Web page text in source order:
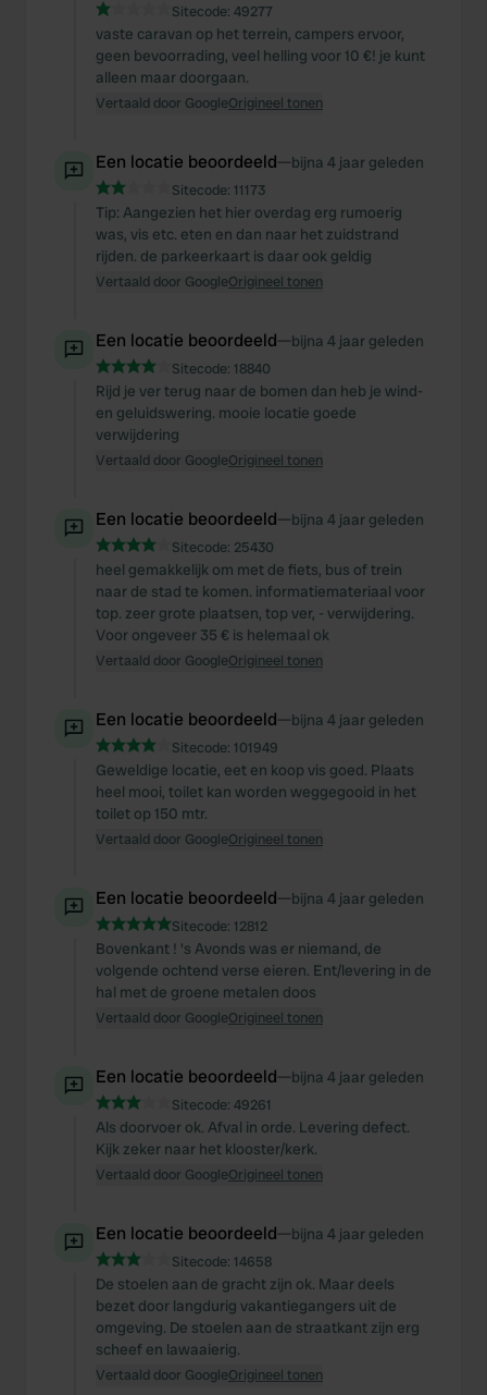
Sitecode: 49277
vaste caravan op het terrein, campers ervoor,
geen bevoorrading, veel helling voor 10 €! je kunt
alleen maar doorgaan.
Vertaald door GoogleOrigineel tonen
Een locatie beoordeeld—bijna 4 jaar geleden
Sitecode: 11173
Tip: Aangezien het hier overdag erg rumoerig
was, vis etc. eten en dan naar het zuidstrand
rijden. de parkeerkaart is daar ook geldig
Vertaald door GoogleOrigineel tonen
Een locatie beoordeeld—bijna 4 jaar geleden
Sitecode: 18840
Rijd je ver terug naar de bomen dan heb je wind-
en geluidswering. mooie locatie goede
verwijdering
Vertaald door GoogleOrigineel tonen
Een locatie beoordeeld—bijna 4 jaar geleden
Sitecode: 25430
heel gemakkelijk om met de fiets, bus of trein
naar de stad te komen. informatiemateriaal voor
top. zeer grote plaatsen, top ver, - verwijdering.
Voor ongeveer 35 € is helemaal ok
Vertaald door GoogleOrigineel tonen
Een locatie beoordeeld—bijna 4 jaar geleden
Sitecode: 101949
Geweldige locatie, eet en koop vis goed. Plaats
heel mooi, toilet kan worden weggegooid in het
toilet op 150 mtr.
Vertaald door GoogleOrigineel tonen
Een locatie beoordeeld—bijna 4 jaar geleden
Sitecode: 12812
Bovenkant ! 's Avonds was er niemand, de
volgende ochtend verse eieren. Ent/levering in de
hal met de groene metalen doos
Vertaald door GoogleOrigineel tonen
Een locatie beoordeeld—bijna 4 jaar geleden
Sitecode: 49261
Als doorvoer ok. Afval in orde. Levering defect.
Kijk zeker naar het klooster/kerk.
Vertaald door GoogleOrigineel tonen
Een locatie beoordeeld—bijna 4 jaar geleden
Sitecode: 14658
De stoelen aan de gracht zijn ok. Maar deels
bezet door langdurig vakantiegangers uit de
omgeving. De stoelen aan de straatkant zijn erg
scheef en lawaaierig.
Vertaald door GoogleOrigineel tonen